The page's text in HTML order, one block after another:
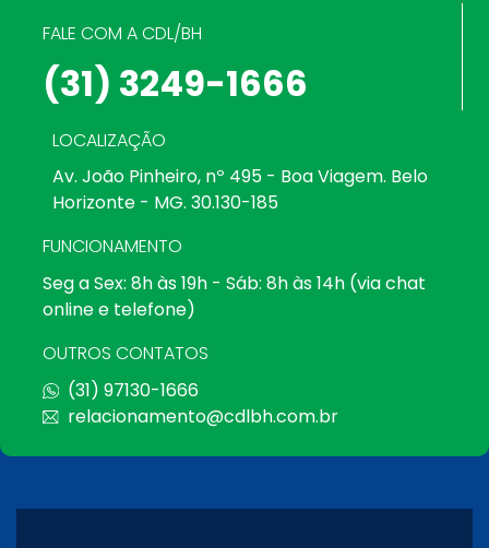
FALE COM A CDL/BH
(31) 3249-1666
LOCALIZAÇÃO
Av. João Pinheiro, nº 495 - Boa Viagem. Belo
Horizonte - MG. 30.130-185
FUNCIONAMENTO
Seg a Sex: 8h às 19h - Sáb: 8h às 14h (via chat
online e telefone)
OUTROS CONTATOS
(31) 97130-1666
relacionamento@cdlbh.com.br